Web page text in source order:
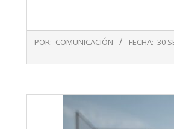
09-
30
POR: COMUNICACIÓN FECHA: 30